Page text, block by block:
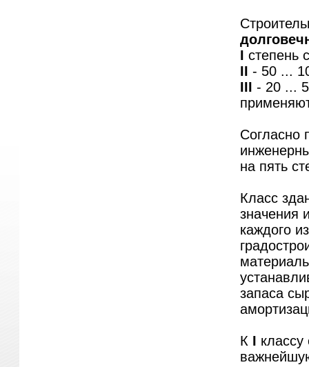
I степень
II - 50 ...
III - 20 ...
Согласно
на пять
Класс
значения
каждого
запаса
К I